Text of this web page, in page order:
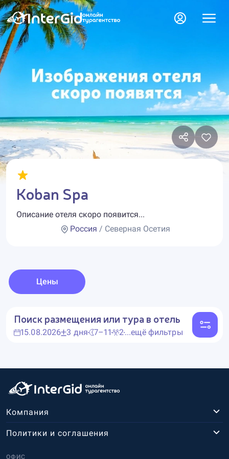
Koban Spa
Описание отеля скоро появится...
Россия / Северная Осетия
Цены
Поиск размещения или тура в отель
15.08.2026 3 дня 7–11 2...ещё фильтры
Компания
ОФИС
Политики и соглашения